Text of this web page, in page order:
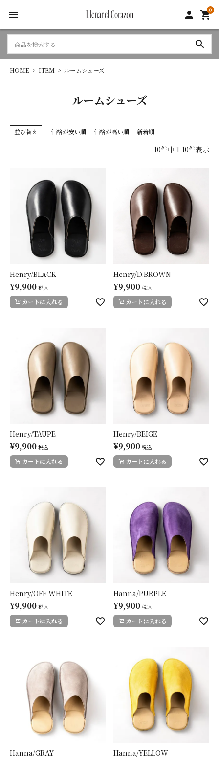
menu person 0
shopping_cart
search
HOME ITEM ルームシューズ
ルームシューズ
並び替え 価格が安い順 価格が高い順 新着順
10件中 1-10件表示
Henry/BLACK
¥9,900 税込
カートに入れる
Henry/D.BROWN
¥9,900 税込
カートに入れる
Henry/TAUPE
¥9,900 税込
カートに入れる
Henry/BEIGE
¥9,900 税込
カートに入れる
Henry/OFF WHITE
¥9,900 税込
カートに入れる
Hanna/PURPLE
¥9,900 税込
カートに入れる
Hanna/GRAY Hanna/YELLOW